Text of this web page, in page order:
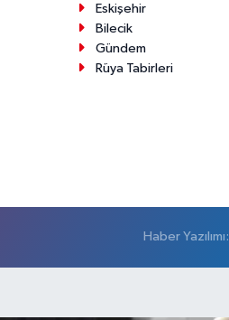
Eskişehir
Bilecik
Gündem
Rüya Tabirleri
Haber Yazılımı: